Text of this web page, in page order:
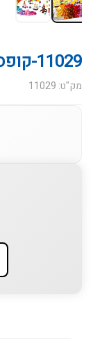
11029-קופסת מסיבה יצירתית
מק"ט: 11029